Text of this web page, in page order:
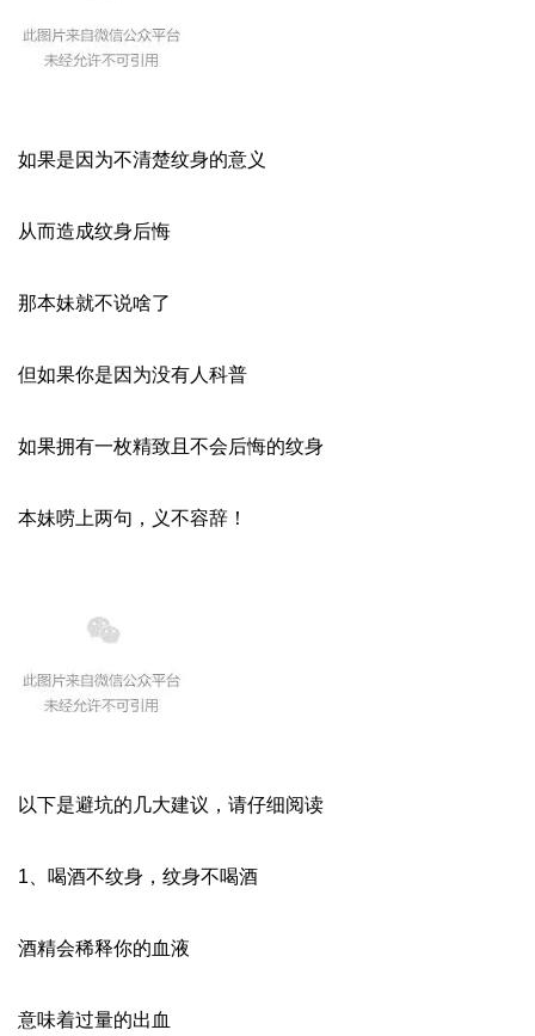
如果是因为不清楚纹身的意义
从而造成纹身后悔
那本妹就不说啥了
但如果你是因为没有人科普
如果拥有一枚精致且不会后悔的纹身
本妹唠上两句，义不容辞！
以下是避坑的几大建议，请仔细阅读
1、喝酒不纹身，纹身不喝酒
酒精会稀释你的血液
意味着过量的出血